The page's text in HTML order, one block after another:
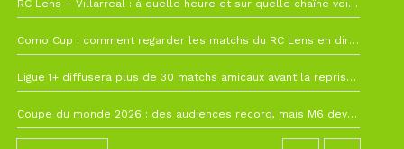
RC Lens – Villarreal : à quelle heure et sur quelle chaîne voir la finale de la Como Cup ?
Como Cup : comment regarder les matchs du RC Lens en direct ?
Ligue 1+ diffusera plus de 30 matchs amicaux avant la reprise de la Ligue 1
Coupe du monde 2026 : des audiences record, mais M6 devrait perdre très gros !